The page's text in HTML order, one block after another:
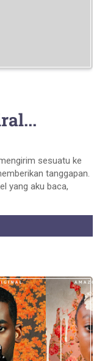
sesuatu ke
tanggapan.
yang aku baca,